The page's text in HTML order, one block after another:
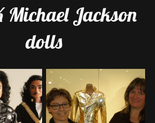
Michael Jackson
dolls